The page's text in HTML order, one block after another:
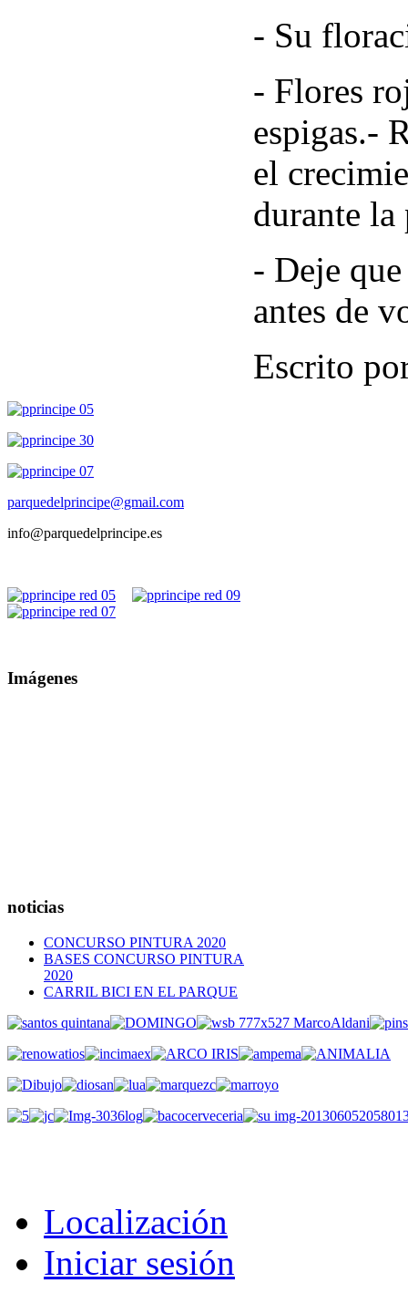
- Su
- Flores
espigas.-
el
durante la
- Deje
antes de
Escrito
parquedelprincipe@gmail.com
info@parquedelprincipe.es
Imágenes
noticias
CONCURSO PINTURA 2020
BASES CONCURSO PINTURA
2020
CARRIL BICI EN EL PARQUE
Localización
Iniciar sesión